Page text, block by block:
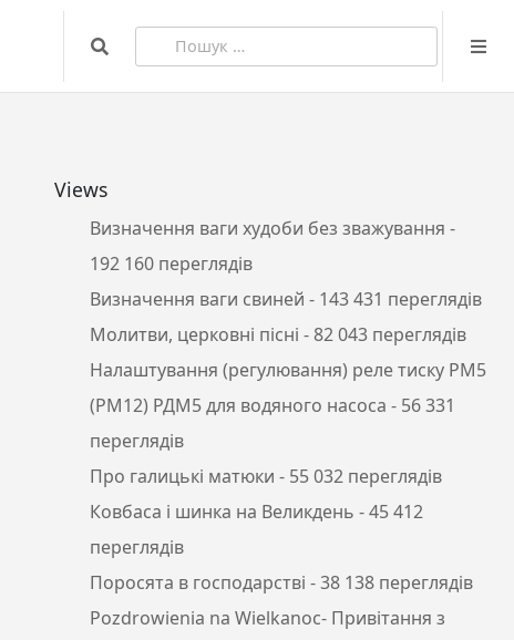
Search
Пошук:
Views
Визначення ваги худоби без зважування -
192 160 переглядів
Визначення ваги свиней - 143 431 переглядів
Молитви, церковні пісні - 82 043 переглядів
Налаштування (регулювання) реле тиску РМ5
(РМ12) РДМ5 для водяного насоса - 56 331
переглядів
Про галицькі матюки - 55 032 переглядів
Ковбаса і шинка на Великдень - 45 412
переглядів
Поросята в господарстві - 38 138 переглядів
Pozdrowienia na Wielkanoc- Привітання з